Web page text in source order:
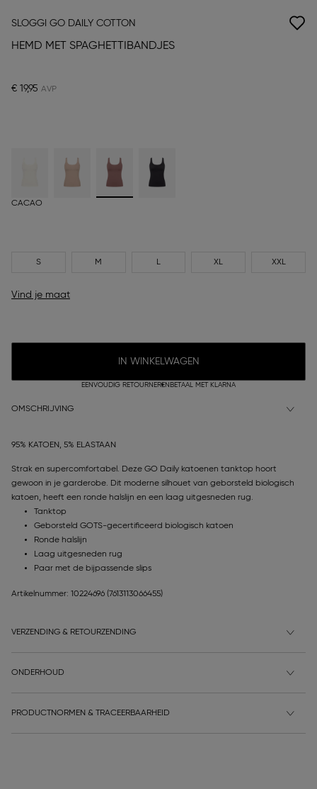
SLOGGI GO DAILY COTTON
HEMD MET SPAGHETTIBANDJES
€ 19,95
CACAO
S M L XL XXL
Vind je maat
IN WINKELWAGEN
EENVOUDIG RETOURNEREN BETAAL MET KLARNA
OMSCHRIJVING
95% KATOEN, 5% ELASTAAN
Strak en supercomfortabel. Deze GO Daily katoenen tanktop hoort
gewoon in je garderobe. Dit moderne silhouet van geborsteld biologisch
katoen, heeft een ronde halslijn en een laag uitgesneden rug.
Tanktop
Geborsteld GOTS-gecertificeerd biologisch katoen
Ronde halslijn
Laag uitgesneden rug
Paar met de bijpassende slips
Artikelnummer: 10224696 (7613113066455)
VERZENDING & RETOURZENDING
ONDERHOUD
PRODUCTNORMEN & TRACEERBAARHEID